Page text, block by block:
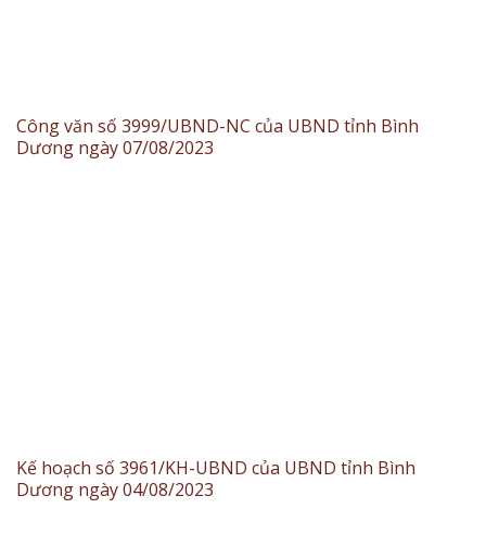
Công văn số 3999/UBND-NC của UBND tỉnh Bình
Dương ngày 07/08/2023
Kế hoạch số 3961/KH-UBND của UBND tỉnh Bình
Dương ngày 04/08/2023